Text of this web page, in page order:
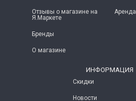
Отзывы о магазине на
Я.Маркете
Бренды
О магазине
Аренда
ИНФОРМАЦИЯ
Скидки
Новости